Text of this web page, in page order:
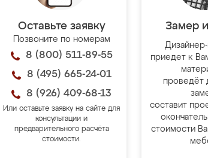
Оставьте заявку
Позвоните по номерам
8 (800) 511-89-55
8 (495) 665-24-01
8 (926) 409-68-13
Или оставьте заявку на сайте для
консультации и
предварительного расчёта
стоимости.
Замер
приедет к
проведёт
составит
стоимости